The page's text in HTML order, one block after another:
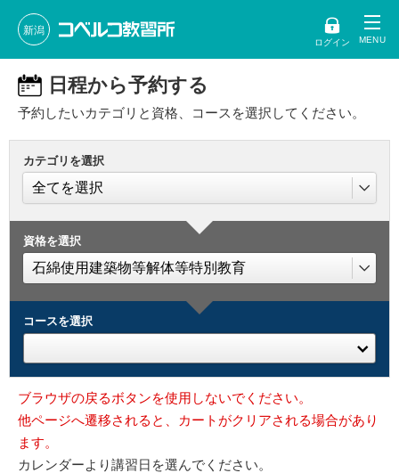
新潟
ログイン
日程から予約する
予約したいカテゴリと資格、コースを選択してください。
カテゴリを選択
資格を選択
コースを選択
ブラウザの戻るボタンを使用しないでください。
他ページへ遷移されると、カートがクリアされる場合があり
ます。
カレンダーより講習日を選んでください。